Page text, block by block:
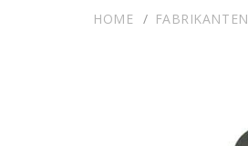
HOME FABRIKANTEN